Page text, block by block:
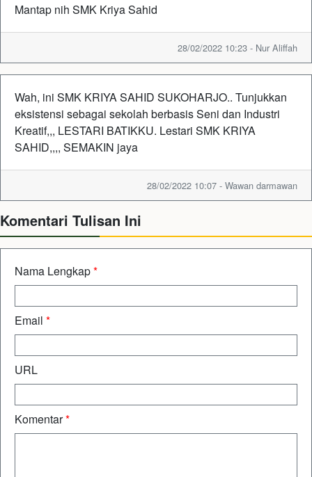
Mantap nih SMK Kriya Sahid
28/02/2022 10:23 - Nur Aliffah
Wah, ini SMK KRIYA SAHID SUKOHARJO.. Tunjukkan
eksistensi sebagai sekolah berbasis Seni dan Industri
Kreatif,,, LESTARI BATIKKU. Lestari SMK KRIYA
SAHID,,,, SEMAKIN jaya
28/02/2022 10:07 - Wawan darmawan
Komentari Tulisan Ini
Nama Lengkap*
Email *
URL
Komentar*